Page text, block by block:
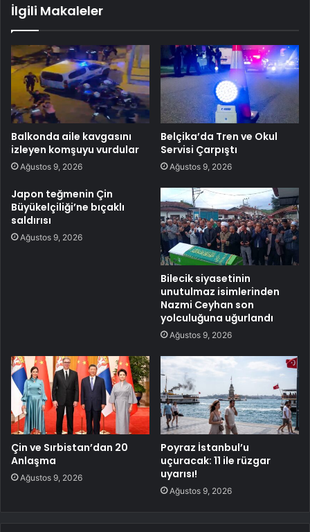
İlgili Makaleler
Balkonda aile kavgasını
izleyen komşuyu vurdular
Ağustos 9, 2026
Belçika’da Tren ve Okul
Servisi Çarpıştı
Ağustos 9, 2026
Japon teğmenin Çin
Büyükelçiliği’ne bıçaklı
saldırısı
Ağustos 9, 2026
Bilecik siyasetinin
unutulmaz isimlerinden
Nazmi Ceyhan son
yolculuğuna uğurlandı
Ağustos 9, 2026
Çin ve Sırbistan’dan 20
Anlaşma
Ağustos 9, 2026
Poyraz İstanbul’u
uçuracak: 11 ile rüzgar
uyarısı!
Ağustos 9, 2026